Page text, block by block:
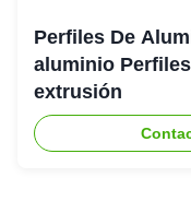
Perfiles De
aluminio
extrusión